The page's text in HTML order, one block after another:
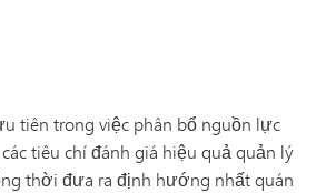
tiên trong việc phân bổ nguồn lực
tiêu chí đánh giá hiệu quả quản lý
thời đưa ra định hướng nhất quán